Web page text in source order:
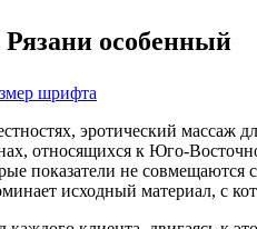
особенный
шрифта
эротический массаж
относящихся к Юго-
показатели не
исходный материал, с